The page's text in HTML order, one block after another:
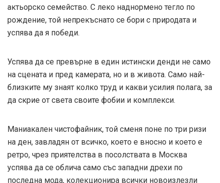
актьорско семейство. С леко наднормено тегло по
рождение, той непрекъснато се бори с природата и
успява да я победи.
Успява да се превърне в един истински денди не само
на сцената и пред камерата, но и в живота. Само най-
близките му знаят колко труд и какви усилия полага, за
да скрие от света своите фобии и комплекси.
Маниакален чистофайник, той сменя поне по три ризи
на ден, завладян от всичко, което е вносно и което е
ретро, чрез приятелства в посолствата в Москва
успява да се облича само със западни дрехи по
последна мода, колекционира всички новоизлезли